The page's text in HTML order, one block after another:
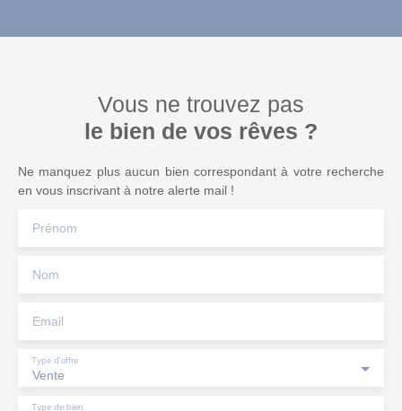
Vous ne trouvez pas
le bien de vos rêves ?
Ne manquez plus aucun bien correspondant à votre recherche
en vous inscrivant à notre alerte mail !
Prénom
Nom
Email
Vente
Type d'offre
Type de bien